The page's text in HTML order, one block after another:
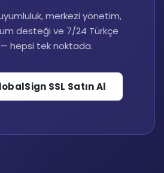
merkezi yönetim,
desteği ve 7/24 Türkçe
— hepsi tek noktada.
SSL Satın Al